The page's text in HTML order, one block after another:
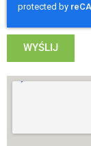
WYŚLIJ